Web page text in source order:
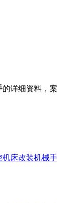
的详细资料，
机床改装机械手